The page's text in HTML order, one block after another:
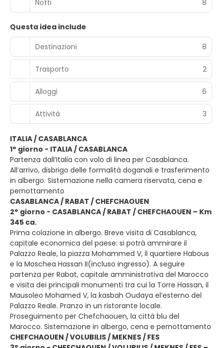
Notti 8
Questa idea include
Destinazioni
8
Trasporto 2
Alloggi 6
Attività 3
ITALIA / CASABLANCA
1° giorno - ITALIA / CASABLANCA
Partenza dall’Italia con volo di linea per Casablanca.
All’arrivo, disbrigo delle formalità doganali e trasferimento
in albergo. Sistemazione nella camera riservata, cena e
pernottamento
CASABLANCA / RABAT / CHEFCHAOUEN
2° giorno - CASABLANCA / RABAT / CHEFCHAOUEN – Km
345 ca.
Prima colazione in albergo. Breve visita di Casablanca,
capitale economica del paese: si potrà ammirare il
Palazzo Reale, la piazza Mohammed V, il quartiere Habous
e la Moschea Hassan II(incluso ingresso). A seguire
partenza per Rabat, capitale amministrativa del Marocco
e visita dei principali monumenti tra cui la Torre Hassan, il
Mausoleo Mohamed V, la kasbah Oudaya el’esterno del
Palazzo Reale. Pranzo in un ristorante locale.
Proseguimento per Chefchaouen, la città blu del
Marocco. Sistemazione in albergo, cena e pernottamento
CHEFCHAOUEN / VOLUBILIS / MEKNES / FES